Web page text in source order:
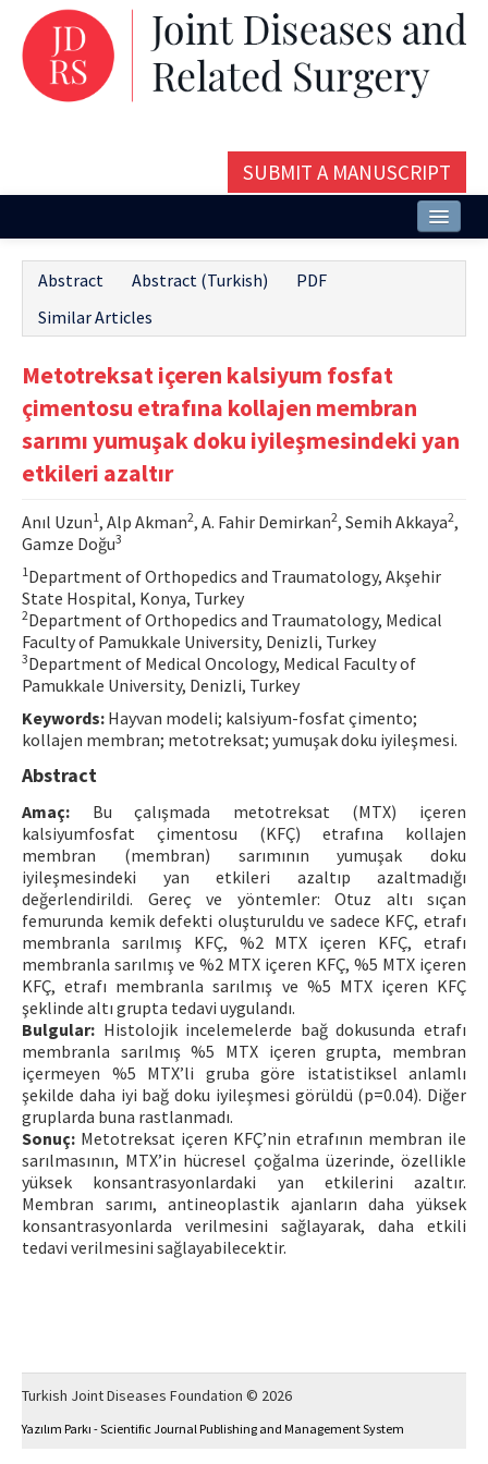
SUBMIT A MANUSCRIPT
Issues and Articles
Editorial Board
Aims and Scope
Contact Us
E-ISSN: 2687-4792
Abstract Abstract (Turkish)
PDF
Similar Articles
Metotreksat içeren kalsiyum fosfat
çimentosu etrafına kollajen membran
sarımı yumuşak doku iyileşmesindeki yan
etkileri azaltır
Anıl Uzun1, Alp Akman2, A. Fahir Demirkan2, Semih Akkaya2,
Gamze Doğu3
1 Department of Orthopedics and Traumatology, Akşehir
State Hospital, Konya, Turkey
2Department of Orthopedics and Traumatology, Medical
Faculty of Pamukkale University, Denizli, Turkey
3Department of Medical Oncology, Medical Faculty of
Pamukkale University, Denizli, Turkey
Keywords: Hayvan modeli; kalsiyum-fosfat çimento;
kollajen membran; metotreksat; yumuşak doku iyileşmesi.
Abstract
Amaç: Bu çalışmada metotreksat (MTX) içeren
kalsiyumfosfat çimentosu (KFÇ) etrafına kollajen
membran (membran) sarımının yumuşak doku
iyileşmesindeki yan etkileri azaltıp azaltmadığı
değerlendirildi. Gereç ve yöntemler: Otuz altı sıçan
femurunda kemik defekti oluşturuldu ve sadece KFÇ, etrafı
membranla sarılmış KFÇ, %2 MTX içeren KFÇ, etrafı
membranla sarılmış ve %2 MTX içeren KFÇ, %5 MTX içeren
KFÇ, etrafı membranla sarılmış ve %5 MTX içeren KFÇ
şeklinde altı grupta tedavi uygulandı.
Bulgular: Histolojik incelemelerde bağ dokusunda etrafı
membranla sarılmış %5 MTX içeren grupta, membran
içermeyen %5 MTX’li gruba göre istatistiksel anlamlı
şekilde daha iyi bağ doku iyileşmesi görüldü (p=0.04). Diğer
gruplarda buna rastlanmadı.
Sonuç: Metotreksat içeren KFÇ’nin etrafının membran ile
sarılmasının, MTX’in hücresel çoğalma üzerinde, özellikle
yüksek konsantrasyonlardaki yan etkilerini azaltır.
Membran sarımı, antineoplastik ajanların daha yüksek
konsantrasyonlarda verilmesini sağlayarak, daha etkili
tedavi verilmesini sağlayabilecektir.
Turkish Joint Diseases Foundation © 2026
Yazılım Parkı - Scientific Journal Publishing and Management System